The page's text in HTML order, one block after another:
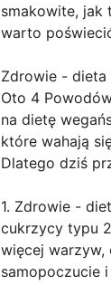
smakowite, jak
warto
Zdrowie - dieta
Oto 4
na dietę
które wahają
Dlatego dziś
1. Zdrowie -
cukrzycy typu
więcej warzyw,
samopoczucie